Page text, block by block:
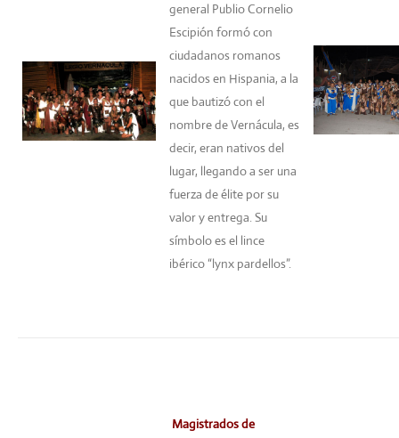
general Publio Cornelio
Escipión formó con
ciudadanos romanos
nacidos en Hispania, a la
que bautizó con el
nombre de Vernácula, es
decir, eran nativos del
lugar, llegando a ser una
fuerza de élite por su
valor y entrega. Su
símbolo es el lince
ibérico “lynx pardellos”.
Magistrados de